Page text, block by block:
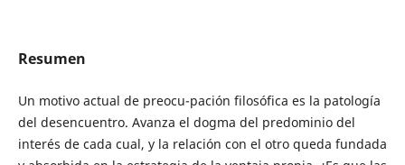
Resumen
Un motivo actual de preocu-pación filosófica es la patología
del desencuentro. Avanza el dogma del predominio del
interés de cada cual, y la relación con el otro queda fundada